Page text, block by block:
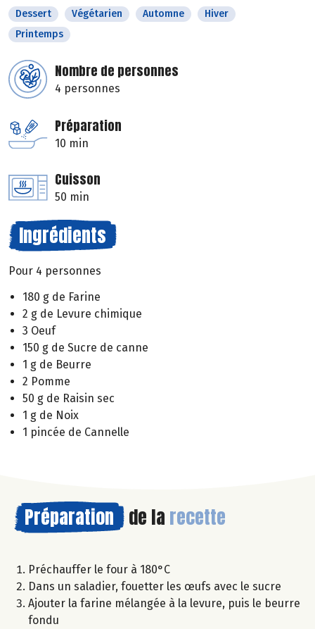
Dessert Végétarien Automne
Hiver
Printemps
Nombre de personnes
4 personnes
Préparation
10 min
Cuisson
50 min
Ingrédients
Pour 4 personnes
180 g de Farine
2 g de Levure chimique
3 Oeuf
150 g de Sucre de canne
1 g de Beurre
2 Pomme
50 g de Raisin sec
1 g de Noix
1 pincée de Cannelle
Préparation de la recette
Préchauffer le four à 180°C
Dans un saladier, fouetter les œufs avec le sucre
Ajouter la farine mélangée à la levure, puis le beurre
fondu